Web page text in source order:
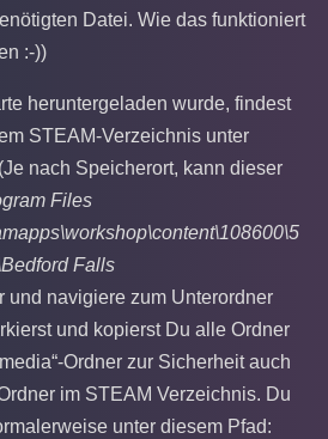
Datei. Wie das funktioniert
:-))
heruntergeladen wurde, findest
STEAM-Verzeichnis unter
nach Speicherort, kann dieser
Files
Falls
und navigiere zum Unterordner
und kopierst Du alle Ordner
Ordner zur Sicherheit auch
im STEAM Verzeichnis. Du
unter diesem Pfad: